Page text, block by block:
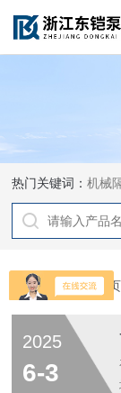
热门关键词：机械
当前位置：首页
2025
6-3